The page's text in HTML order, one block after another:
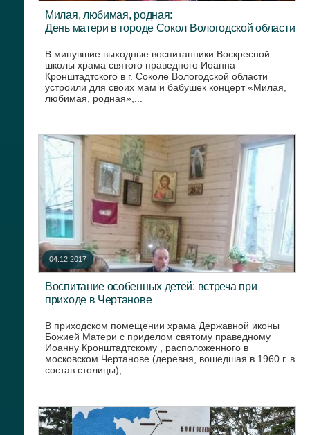
Милая, любимая, родная:
День матери в городе Сокол Вологодской области
В минувшие выходные воспитанники Воскресной
школы храма святого праведного Иоанна
Кронштадтского в г. Соколе Вологодской области
устроили для своих мам и бабушек концерт «Милая,
любимая, родная»,...
04.12.2017
Воспитание особенных детей: встреча при
приходе в Чертанове
В приходском помещении храма Державной иконы
Божией Матери с приделом святому праведному
Иоанну Кронштадтскому , расположенного в
московском Чертанове (деревня, вошедшая в 1960 г. в
состав столицы),...